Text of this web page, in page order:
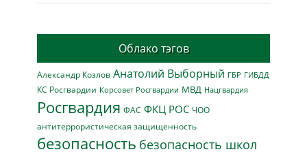
Облако тэгов
Александр Козлов Анатолий Выборный ГБР ГИБДД
КС Росгвардии Корсовет Росгвардии МВД Нацгвардия
Росгвардия ФАС ФКЦ РОС ЧОО
антитеррористическая защищенность
безопасность безопасность школ